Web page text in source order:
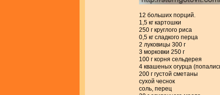
12 больших порций.
1,5 кг картошки
250 г круглого риса
0,5 кг сладкого перца
2 луковицы 300 г
3 морковки 250 г
100 г корня сельдерея
4 квашеных огурца
200 г густой сметаны
сухой чеснок
соль, перец